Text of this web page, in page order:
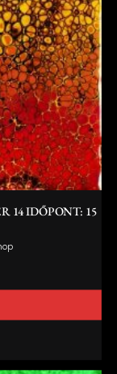
14 IDŐPONT: 15
Ft